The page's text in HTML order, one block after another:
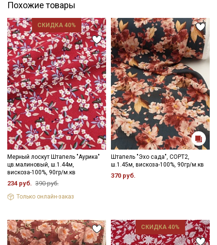
Похожие товары
СКИДКА 40%
Мерный лоскут Штапель "Аурика"
цв.малиновый, ш.1.44м,
вискоза-100%, 90гр/м.кв
234 руб. 390 руб.
Только онлайн-заказ
Штапель "Эхо сада", СОРТ2,
ш.1.45м, вискоза-100%, 90гр/м.кв
370 руб.
СКИДКА 40%
Секретная рассылка от Купава
Мы публикуем здесь дополнительные
промокоды и скидки до 30% на узкие
категории тканей
Электронная почта
Ознакомлен(а) сПолитикой обработки персональных
данныхи даюСогласие на обработку персональных
данных